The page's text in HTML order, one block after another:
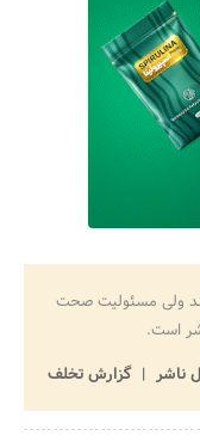
ولی مسئولیت صحت
است.
ناشر
گزارش تخلف